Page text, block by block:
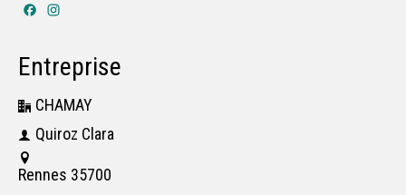
Facebook
Entreprise
CHAMAY
Quiroz Clara
Rennes 35700